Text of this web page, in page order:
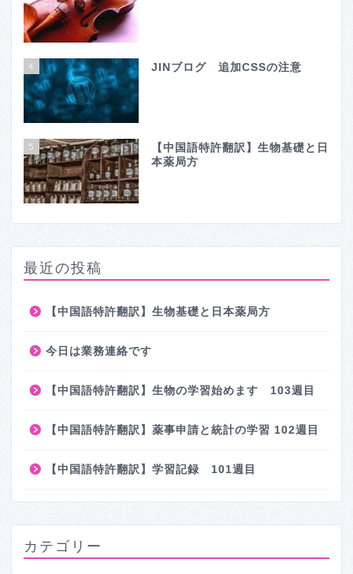
4 JINブログ 追加CSSの注意
5
【中国語特許翻訳】生物基礎と日
本薬局方
最近の投稿
【中国語特許翻訳】生物基礎と日本薬局方
今日は業務連絡です
【中国語特許翻訳】生物の学習始めます 103週目
【中国語特許翻訳】薬事申請と統計の学習 102週目
【中国語特許翻訳】学習記録 101週目
カテゴリー